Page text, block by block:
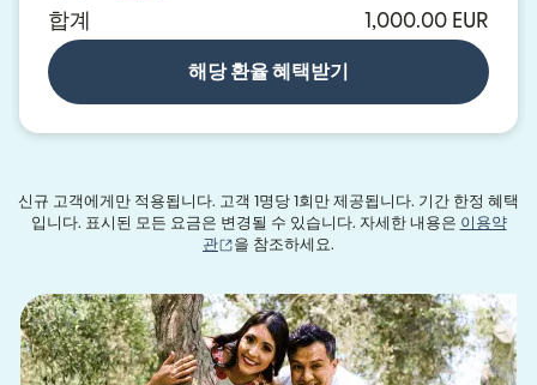
합계
1,000.00 EUR
해당 환율 혜택받기
신규 고객에게만 적용됩니다. 고객 1명당 1회만 제공됩니다. 기간 한정 혜택
입니다. 표시된 모든 요금은 변경될 수 있습니다. 자세한 내용은 이용약
관
(새 창에서 열림)
을 참조하세요.